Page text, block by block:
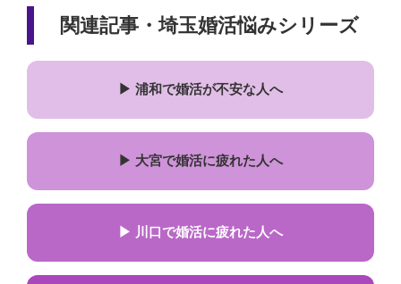
関連記事・埼玉婚活悩みシリーズ
▶ 浦和で婚活が不安な人へ
▶ 大宮で婚活に疲れた人へ
▶ 川口で婚活に疲れた人へ